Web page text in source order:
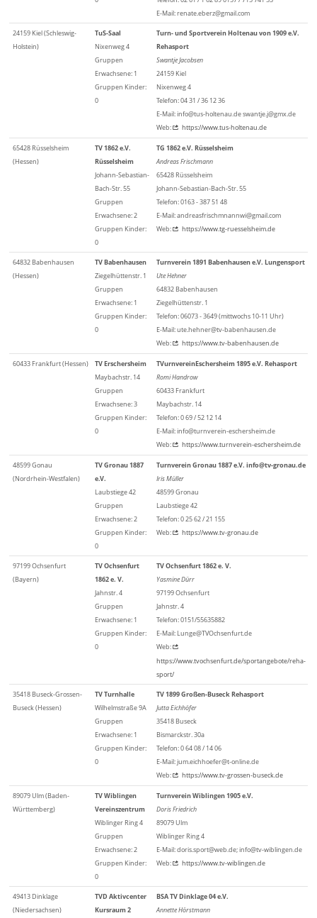
E-Mail: renate.eberz@gmail.com
24159 Kiel (Schleswig-
Holstein)
TuS-Saal
Nixenweg 4
Gruppen
Erwachsene: 1
Gruppen Kinder:
0
Turn- und Sportverein Holtenau von 1909 e.V.
Rehasport
Swantje Jacobsen
24159 Kiel
Nixenweg 4
Telefon: 04 31 / 36 12 36
E-Mail: info@tus-holtenau.de swantje.j@gmx.de
Web:
https://www.tus-holtenau.de
65428 Rüsselsheim
(Hessen)
TV 1862 e.V.
Rüsselsheim
Johann-Sebastian-
Bach-Str. 55
Gruppen
Erwachsene: 2
Gruppen Kinder:
0
TG 1862 e.V. Rüsselsheim
Andreas Frischmann
65428 Rüsselsheim
Johann-Sebastian-Bach-Str. 55
Telefon: 0163 - 387 51 48
E-Mail: andreasfrischmnannwi@gmail.com
Web:
https://www.tg-ruesselsheim.de
64832 Babenhausen
(Hessen)
TV Babenhausen
Ziegelhüttenstr. 1
Gruppen
Erwachsene: 1
Gruppen Kinder:
0
Turnverein 1891 Babenhausen e.V. Lungensport
Ute Hehner
64832 Babenhausen
Ziegelhüttenstr. 1
Telefon: 06073 - 3649 (mittwochs 10-11 Uhr)
E-Mail: ute.hehner@tv-babenhausen.de
Web:
https://www.tv-babenhausen.de
60433 Frankfurt (Hessen)
TV Erschersheim
Maybachstr. 14
Gruppen
Erwachsene: 3
Gruppen Kinder:
0
TVurnvereinEschersheim 1895 e.V. Rehasport
Romi Handrow
60433 Frankfurt
Maybachstr. 14
Telefon: 0 69 / 52 12 14
E-Mail: info@turnverein-eschersheim.de
Web:
https://www.turnverein-eschersheim.de
48599 Gonau
(Nordrhein-Westfalen)
TV Gronau 1887
e.V.
Laubstiege 42
Gruppen
Erwachsene: 2
Gruppen Kinder:
0
Turnverein Gronau 1887 e.V. info@tv-gronau.de
Iris Müller
48599 Gronau
Laubstiege 42
Telefon: 0 25 62 / 21 155
Web:
https://www.tv-gronau.de
97199 Ochsenfurt
(Bayern)
TV Ochsenfurt
1862 e. V.
Jahnstr. 4
Gruppen
Erwachsene: 1
Gruppen Kinder:
0
TV Ochsenfurt 1862 e. V.
Yasmine Dürr
97199 Ochsenfurt
Jahnstr. 4
Telefon: 0151/55635882
E-Mail: Lunge@TVOchsenfurt.de
Web:
https://www.tvochsenfurt.de/sportangebote/reha-
sport/
35418 Buseck-Grossen-
Buseck (Hessen)
TV Turnhalle
Wilhelmstraße 9A
Gruppen
Erwachsene: 1
Gruppen Kinder:
0
TV 1899 Großen-Buseck Rehasport
Jutta Eichhöfer
35418 Buseck
Bismarckstr. 30a
Telefon: 0 64 08 / 14 06
E-Mail: jum.eichhoefer@t-online.de
Web:
https://www.tv-grossen-buseck.de
89079 Ulm (Baden-
Württemberg)
TV Wiblingen
Vereinszentrum
Wiblinger Ring 4
Gruppen
Erwachsene: 2
Gruppen Kinder:
0
Turnverein Wiblingen 1905 e.V.
Doris Friedrich
89079 Ulm
Wiblinger Ring 4
E-Mail: doris.sport@web.de; info@tv-wiblingen.de
Web:
https://www.tv-wiblingen.de
49413 Dinklage
(Niedersachsen)
TVD Aktivcenter
Kursraum 2
BSA TV Dinklage 04 e.V.
Annette Hörstmann